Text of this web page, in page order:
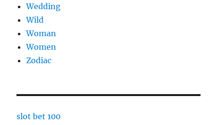
Wedding
Wild
Woman
Women
Zodiac
slot bet 100